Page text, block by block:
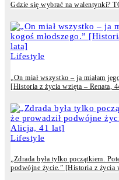
Gdzie się wybrać na walentynki?
Lifestyle
„On miał wszystko – ja miałam
[Historia z życia wzięta – Renata,
Lifestyle
„Zdrada była tylko początkiem.
podwójne życie.” [Historia z życia